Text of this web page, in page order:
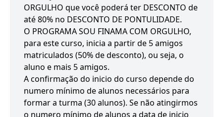
ORGULHO que você poderá ter DESCONTO de
até 80% no DESCONTO DE PONTULIDADE.
O PROGRAMA SOU FINAMA COM ORGULHO,
para este curso, inicia a partir de 5 amigos
matriculados (50% de desconto), ou seja, o
aluno e mais 5 amigos.
A confirmação do inicio do curso depende do
numero mínimo de alunos necessários para
formar a turma (30 alunos). Se não atingirmos
o numero mínimo de alunos a data de inicio